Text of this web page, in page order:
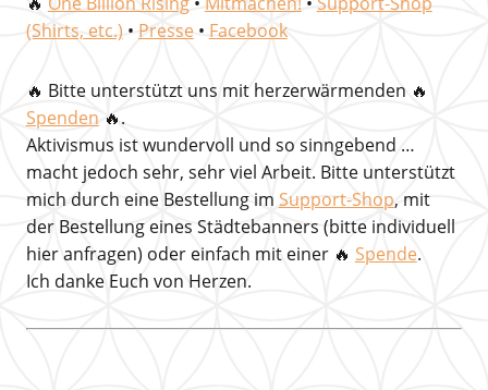
(Shirts, etc.) • Presse• Facebook
🔥 Bitte unterstützt uns mit herzerwärmenden 🔥
Spenden 🔥.
Aktivismus ist wundervoll und so sinngebend …
macht jedoch sehr, sehr viel Arbeit. Bitte unterstützt
mich durch eine Bestellung im Support-Shop, mit
der Bestellung eines Städtebanners (bitte individuell
hier anfragen) oder einfach mit einer 🔥 Spende.
Ich danke Euch von Herzen.